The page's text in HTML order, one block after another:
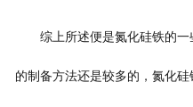
综上所述便是氮化硅铁的
的制备方法还是较多的，氮化